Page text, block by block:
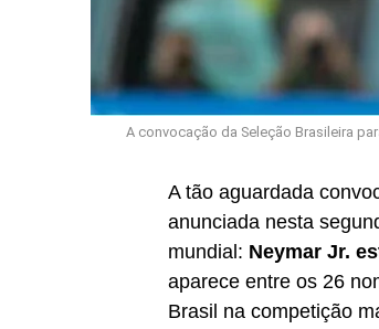
A convocação da Seleção Brasileira
A tão aguardada
anunciada nesta
mundial: Neymar Jr.
aparece entre os 26
Brasil na competição